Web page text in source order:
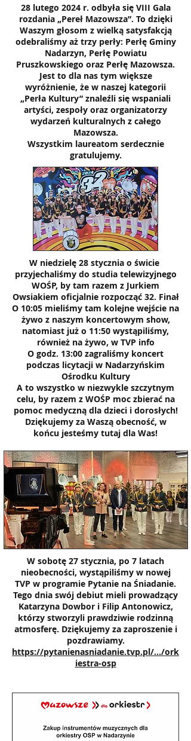
28 lutego 2024 r. odbyła się VIII Gala
rozdania „Pereł Mazowsza”. To dzięki
Waszym głosom z wielką satysfakcją
odebraliśmy aż trzy perły: Perłę Gminy
Nadarzyn, Perłę Powiatu
Pruszkowskiego oraz Perłę Mazowsza.
Jest to dla nas tym większe
wyróżnienie, że w naszej kategorii
„Perła Kultury” znaleźli się wspaniali
artyści, zespoły oraz organizatorzy
wydarzeń kulturalnych z całego
Mazowsza.
Wszystkim laureatom serdecznie
gratulujemy.
W niedzielę 28 stycznia o świcie
przyjechaliśmy do studia telewizyjnego
WOŚP, by tam razem z Jurkiem
Owsiakiem oficjalnie rozpocząć 32. Finał
O 10:05 mieliśmy tam kolejne wejście na
żywo z naszym koncertowym show,
natomiast już o 11:50 wystąpiliśmy,
również na żywo, w TVP info
O godz. 13:00 zagraliśmy koncert
podczas licytacji w Nadarzyńskim
Ośrodku Kultury
A to wszystko w niezwykle szczytnym
celu, by razem z WOŚP moc zbierać na
pomoc medyczną dla dzieci i dorosłych!
Dziękujemy za Waszą obecność, w
końcu jesteśmy tutaj dla Was!
W sobotę 27 stycznia, po 7 latach
nieobecności, wystąpiliśmy w nowej
TVP w programie Pytanie na Śniadanie.
Tego dnia swój debiut mieli prowadzący
Katarzyna Dowbor i Filip Antonowicz,
którzy stworzyli prawdziwie rodzinną
atmosferę. Dziękujemy za zaproszenie i
pozdrawiamy.
https://pytanienasniadanie.tvp.pl/.../ork
iestra-osp